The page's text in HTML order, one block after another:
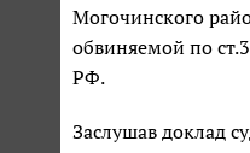
Могочинского
обвиняемой по
РФ.
Заслушав доклад